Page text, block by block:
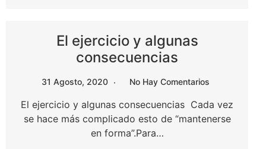
El ejercicio y algunas
consecuencias
31 Agosto, 2020 No Hay Comentarios
El ejercicio y algunas consecuencias Cada vez
se hace más complicado esto de “mantenerse
en forma”.Para…